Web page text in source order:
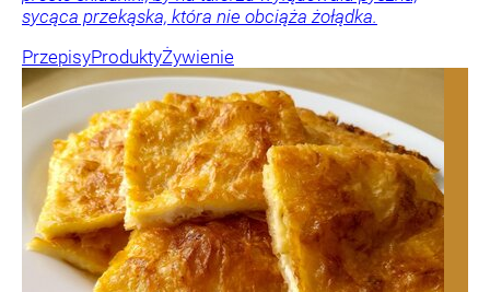
sycąca przekąska, która nie obciąża żołądka.
PrzepisyProduktyŻywienie